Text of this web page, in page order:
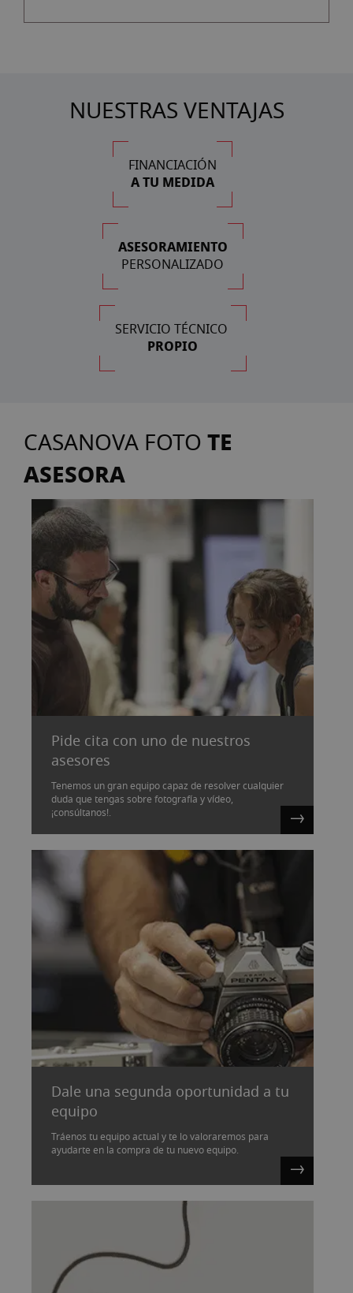
NUESTRAS VENTAJAS
FINANCIACIÓN
A TU MEDIDA
ASESORAMIENTO
PERSONALIZADO
SERVICIO TÉCNICO
PROPIO
CASANOVA FOTO TE
ASESORA
Pide cita con uno de nuestros
asesores
Tenemos un gran equipo capaz de resolver cualquier
duda que tengas sobre fotografía y vídeo,
¡consúltanos!.
Dale una segunda oportunidad a tu
equipo
Tráenos tu equipo actual y te lo valoraremos para
ayudarte en la compra de tu nuevo equipo.